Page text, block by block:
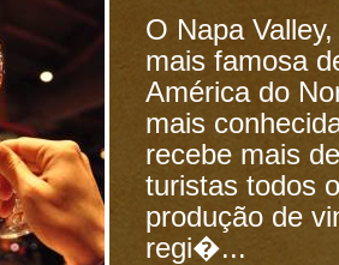
O Napa
mais famosa
América do
mais
recebe mais
turistas todos
produção de
regi�...